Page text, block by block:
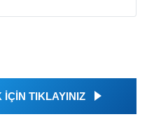
İÇİN TIKLAYINIZ